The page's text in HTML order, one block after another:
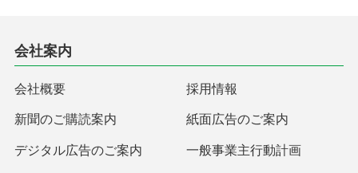
会社案内
会社概要 採用情報
新聞のご購読案内 紙面広告のご案内
デジタル広告のご案内 一般事業主行動計画